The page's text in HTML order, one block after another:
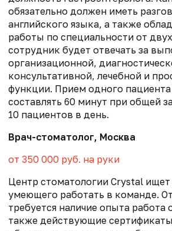
обязательно должен иметь
английского языка, а также
работы по специальности от
сотрудник будет отвечать за
организационной,
консультативной, лечебной и
функции. Прием одного пациента
составлять 60 минут при общей
10 пациентов в день.
Врач-стоматолог, Москва
от 350 000 руб. на руки
Центр стоматологии Crystal ищет
умеющего работать в команде.
требуется наличие опыта работа
также действующие